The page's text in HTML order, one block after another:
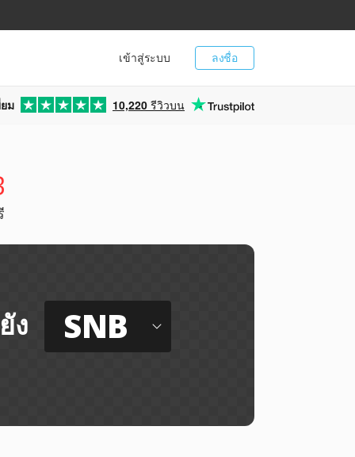
ลงชื่อ
เข้าสู่ระบบ
ม 10,220 รีวิวบน
ง SNB